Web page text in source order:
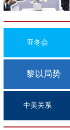
亚冬会
黎以局势
中美关系